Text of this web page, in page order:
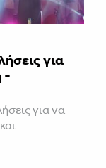
για
-
για να